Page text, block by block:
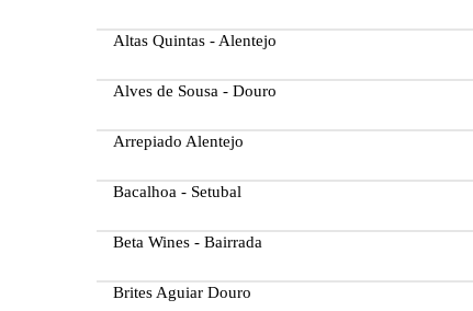
Altas Quintas - Alentejo
Alves de Sousa - Douro
Arrepiado Alentejo
Bacalhoa - Setubal
Beta Wines - Bairrada
Brites Aguiar Douro